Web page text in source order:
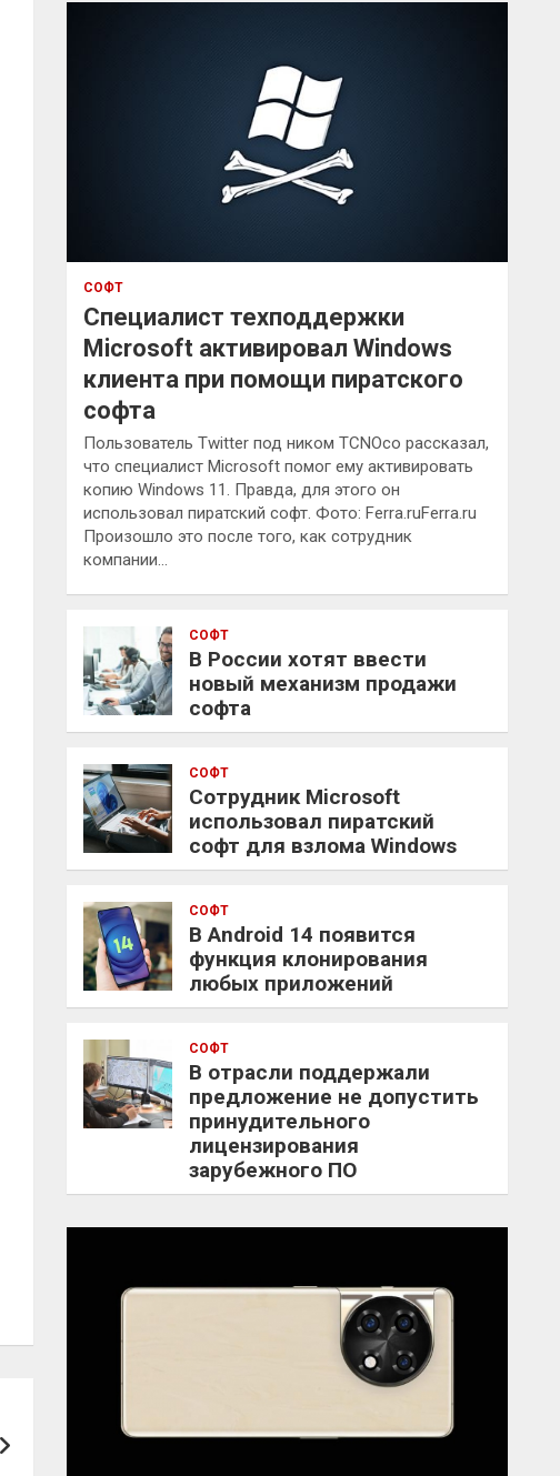
к
СОФТ
Специалист техподдержки
Microsoft активировал Windows
клиента при помощи пиратского
софта
Пользователь Twitter под ником TCNOco рассказал,
что специалист Microsoft помог ему активировать
копию Windows 11. Правда, для этого он
использовал пиратский софт. Фото: Ferra.ruFerra.ru
Произошло это после того, как сотрудник
компании…
СОФТ
В России хотят ввести
новый механизм продажи
софта
СОФТ
Сотрудник Microsoft
использовал пиратский
софт для взлома Windows
СОФТ
В Android 14 появится
функция клонирования
любых приложений
СОФТ
В отрасли поддержали
предложение не допустить
принудительного
лицензирования
зарубежного ПО